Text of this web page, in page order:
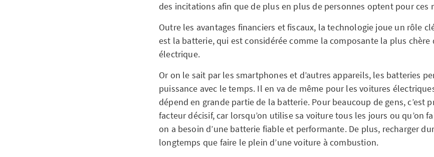
des incitations afin que de plus en plus de personnes optent pour ces
Outre les avantages financiers et fiscaux, la technologie joue un rôle
est la batterie, qui est considérée comme la composante la plus chère
électrique.
Or on le sait par les smartphones et d’autres appareils, les batteries
puissance avec le temps. Il en va de même pour les voitures
dépend en grande partie de la batterie. Pour beaucoup de gens, c’est
facteur décisif, car lorsqu’on utilise sa voiture tous les jours ou qu’on
on a besoin d’une batterie fiable et performante. De plus, recharger
longtemps que faire le plein d’une voiture à combustion.